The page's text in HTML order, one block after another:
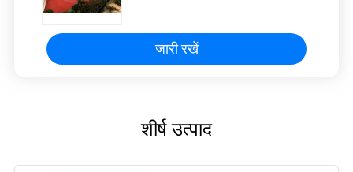
जारी रखें
शीर्ष उत्पाद